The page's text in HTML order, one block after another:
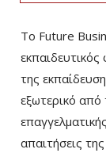
Το Future
της
εξωτερικό
απαιτήσεις